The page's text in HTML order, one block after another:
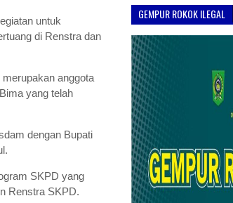
untuk
di Renstra dan
anggota
yang telah
dengan Bupati
SKPD yang
Renstra SKPD.
GEMPUR ROKOK ILEGAL